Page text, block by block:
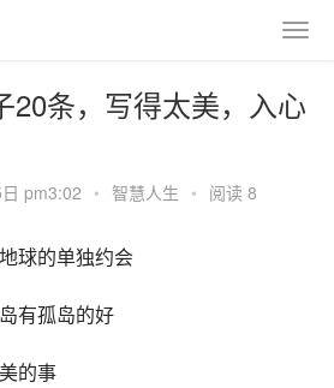
20条，写得太美，入心
pm3:02 • 智慧人生 • 阅读 8
球的单独约会
有孤岛的好
的事